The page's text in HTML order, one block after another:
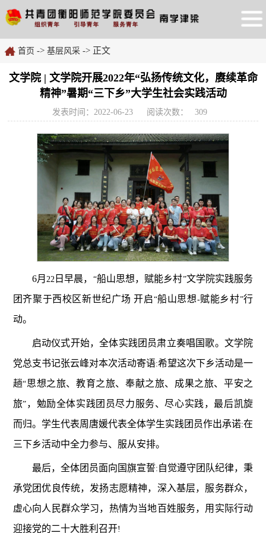
首页 -> 基层风采 -> 正文
文学院 | 文学院开展2022年“弘扬传统文化，赓续革命
精神”暑期“三下乡”大学生社会实践活动
发表时间：2022-06-23 阅读次数： 309
6月22 日早晨， “船山思想，赋能乡村”文学院实践服务
团齐聚于西校区新世纪广场 开启“船山思想-赋能乡村”行
动。
启动仪式开始，全体实践团员肃立奏唱国歌。文学院
党总支书记张云峰对本次活动寄语:希望这次下乡活动是一
趟“思想之旅、教育之旅、奉献之旅、成果之旅、平安之
旅” ，勉励全体实践团员尽力服务、尽心实践，最后凯旋
而归。学生代表周唐媛代表全体学生实践团员作出承诺:在
三下乡活动中全力参与、服从安排。
最后，全体团员面向国旗宣誓: 自觉遵守团队纪律，秉
承党团优良传统，发扬志愿精神，深入基层，服务群众，
虚心向人民群众学习，热情为当地百姓服务，用实际行动
迎接党的二十大胜利召开!